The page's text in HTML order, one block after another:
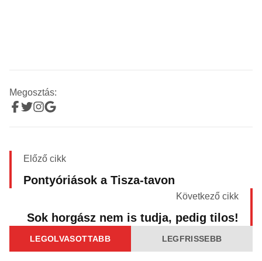
Megosztás:
Előző cikk
Pontyóriások a Tisza-tavon
Következő cikk
Sok horgász nem is tudja, pedig tilos!
LEGOLVASOTTABB LEGFRISSEBB